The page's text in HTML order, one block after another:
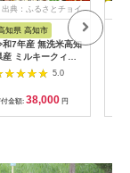
出典：ふるさとチョイ
知県 高知市
和7年産 無洗米高知
産 ミルキークィー
約2kg×6袋【高知
糧株式会社】
5.0
金額: 38,000 円